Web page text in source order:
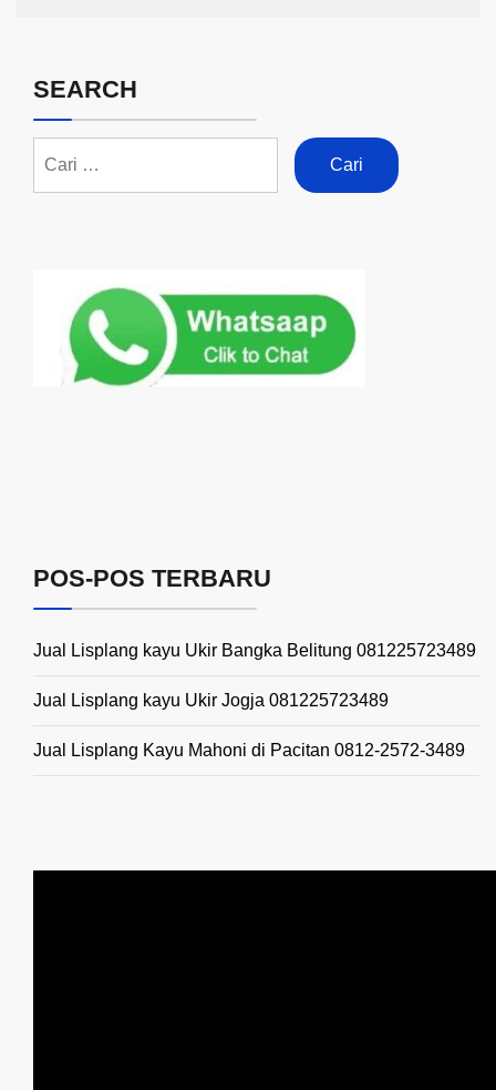
SEARCH
POS-POS TERBARU
Jual Lisplang kayu Ukir Bangka Belitung 081225723489
Jual Lisplang kayu Ukir Jogja 081225723489
Jual Lisplang Kayu Mahoni di Pacitan 0812-2572-3489